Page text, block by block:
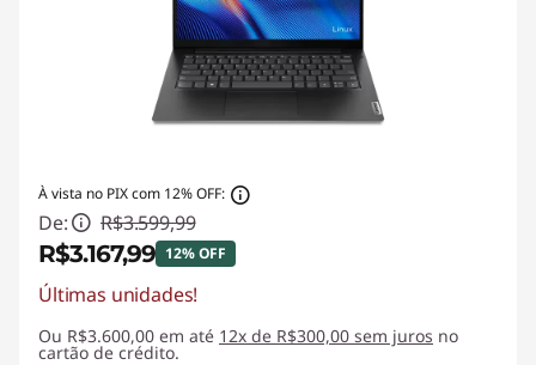
À vista no PIX com 12% OFF:
De: R$3.599,99
R$3.167,99 12% OFF
Economias instantâneas :
Últimas unidades!
Ou R$3.600,00 em até 12x de R$300,00 sem juros no
cartão de crédito.